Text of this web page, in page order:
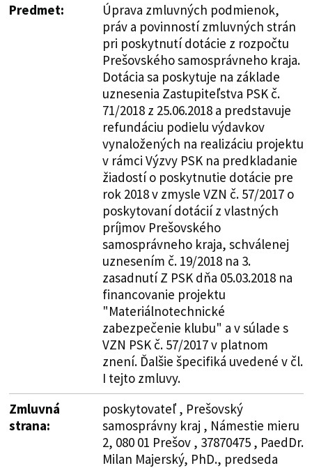
Predmet:
Úprava zmluvných podmienok,
práv a povinností zmluvných strán
pri poskytnutí dotácie z rozpočtu
Prešovského samosprávneho kraja.
Dotácia sa poskytuje na základe
uznesenia Zastupiteľstva PSK č.
71/2018 z 25.06.2018 a predstavuje
refundáciu podielu výdavkov
vynaložených na realizáciu projektu
v rámci Výzvy PSK na predkladanie
žiadostí o poskytnutie dotácie pre
rok 2018 v zmysle VZN č. 57/2017 o
poskytovaní dotácií z vlastných
príjmov Prešovského
samosprávneho kraja, schválenej
uznesením č. 19/2018 na 3.
zasadnutí Z PSK dňa 05.03.2018 na
financovanie projektu
"Materiálnotechnické
zabezpečenie klubu" a v súlade s
VZN PSK č. 57/2017 v platnom
znení. Ďalšie špecifiká uvedené v čl.
I tejto zmluvy.
Zmluvná
strana:
poskytovateľ , Prešovský
samosprávny kraj , Námestie mieru
2, 080 01 Prešov , 37870475 , PaedDr.
Milan Majerský, PhD., predseda